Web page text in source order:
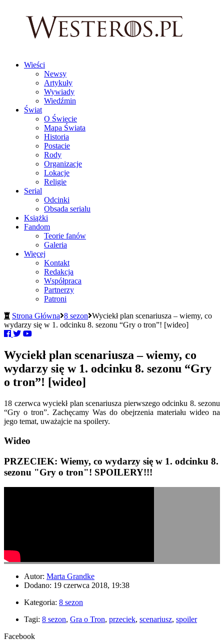
Wieści
Newsy
Artykuły
Wywiady
Wiedźmin
Świat
O Świecie
Mapa Świata
Historia
Postacie
Rody
Organizacje
Lokacje
Religie
Serial
Odcinki
Obsada serialu
Książki
Fandom
Teorie fanów
Galeria
Więcej
Kontakt
Redakcja
Współpraca
Partnerzy
Patroni
Strona Główna 8 sezon Wyciekł plan scenariusza – wiemy, co
wydarzy się w 1. odcinku 8. sezonu “Gry o tron”! [wideo]
Wyciekł plan scenariusza – wiemy, co
wydarzy się w 1. odcinku 8. sezonu “Gry
o tron”! [wideo]
18 czerwca wyciekł plan scenariusza pierwszego odcinku 8. sezonu
“Gry o tron”. Zachęcamy Was do obejrzenia materiału wideo na
jego temat, uważajcie na spoilery.
Wideo
PRZECIEK: Wiemy, co wydarzy się w 1. odcinku 8.
sezonu "Gry o tron"! SPOILERY!!!
Autor: Marta Grandke
Dodano: 19 czerwca 2018, 19:38
Kategoria: 8 sezon
Tagi: 8 sezon, Gra o Tron, przeciek, scenariusz, spoiler
Facebook